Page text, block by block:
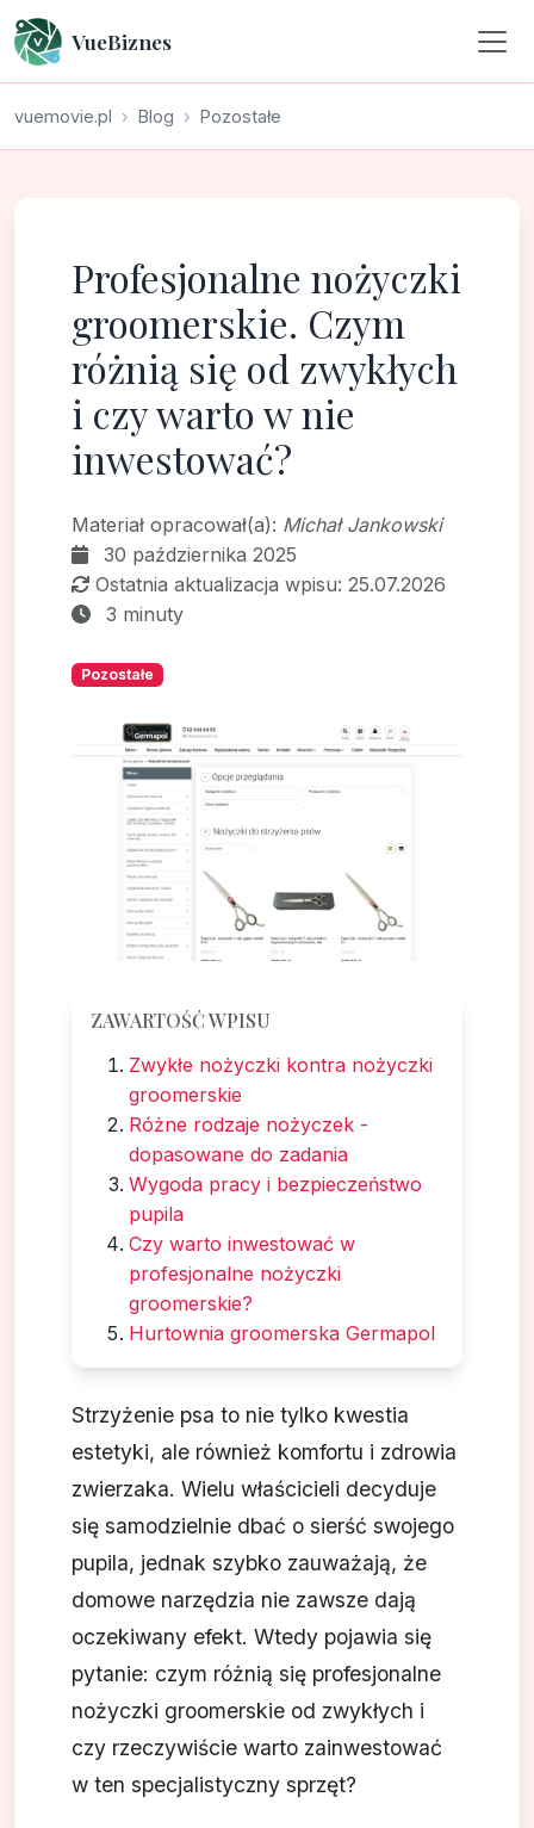
VueBiznes
vuemovie.pl Blog Pozostałe
Profesjonalne nożyczki
groomerskie. Czym
różnią się od zwykłych
i czy warto w nie
inwestować?
Materiał opracował(a): Michał Jankowski
30 października 2025
Ostatnia aktualizacja wpisu: 25.07.2026
3 minuty
Pozostałe
ZAWARTOŚĆ WPISU
Zwykłe nożyczki kontra nożyczki
groomerskie
Różne rodzaje nożyczek -
dopasowane do zadania
Wygoda pracy i bezpieczeństwo
pupila
Czy warto inwestować w
profesjonalne nożyczki
groomerskie?
Hurtownia groomerska Germapol
Strzyżenie psa to nie tylko kwestia
estetyki, ale również komfortu i zdrowia
zwierzaka. Wielu właścicieli decyduje
się samodzielnie dbać o sierść swojego
pupila, jednak szybko zauważają, że
domowe narzędzia nie zawsze dają
oczekiwany efekt. Wtedy pojawia się
pytanie: czym różnią się profesjonalne
nożyczki groomerskie od zwykłych i
czy rzeczywiście warto zainwestować
w ten specjalistyczny sprzęt?